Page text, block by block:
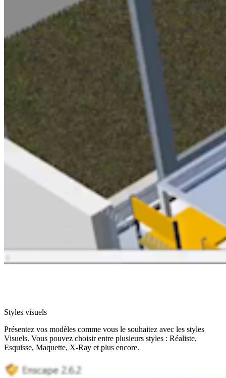
Styles visuels
Présentez vos modèles comme vous le souhaitez avec les styles
Visuels. Vous pouvez choisir entre plusieurs styles : Réaliste,
Esquisse, Maquette, X-Ray et plus encore.